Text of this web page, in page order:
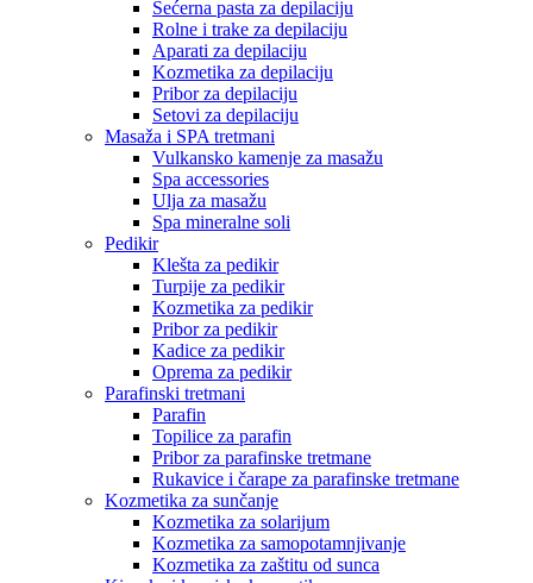
Šećerna pasta za depilaciju
Rolne i trake za depilaciju
Aparati za depilaciju
Kozmetika za depilaciju
Pribor za depilaciju
Setovi za depilaciju
Masaža i SPA tretmani
Vulkansko kamenje za masažu
Spa accessories
Ulja za masažu
Spa mineralne soli
Pedikir
Klešta za pedikir
Turpije za pedikir
Kozmetika za pedikir
Pribor za pedikir
Kadice za pedikir
Oprema za pedikir
Parafinski tretmani
Parafin
Topilice za parafin
Pribor za parafinske tretmane
Rukavice i čarape za parafinske tretmane
Kozmetika za sunčanje
Kozmetika za solarijum
Kozmetika za samopotamnjivanje
Kozmetika za zaštitu od sunca